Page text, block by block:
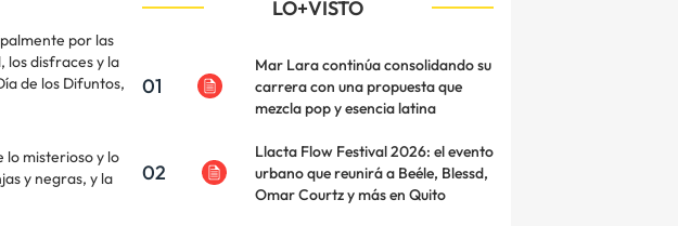
por las
los disfraces y la
de los Difuntos,
lo misterioso y lo
y negras, y la
LO+VISTO
01
Mar Lara continúa consolidando su
carrera con una propuesta que
mezcla pop y esencia latina
02
Llacta Flow Festival 2026: el evento
urbano que reunirá a Beéle, Blessd,
Omar Courtz y más en Quito